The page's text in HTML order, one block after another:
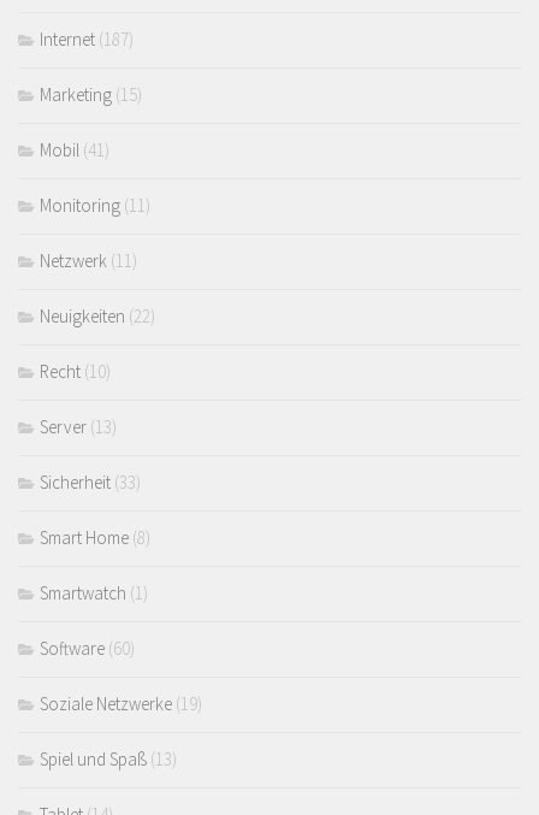
Internet (187)
Marketing (15)
Mobil (41)
Monitoring (11)
Netzwerk (11)
Neuigkeiten (22)
Recht (10)
Server (13)
Sicherheit (33)
Smart Home (8)
Smartwatch (1)
Software (60)
Soziale Netzwerke (19)
Spiel und Spaß (13)